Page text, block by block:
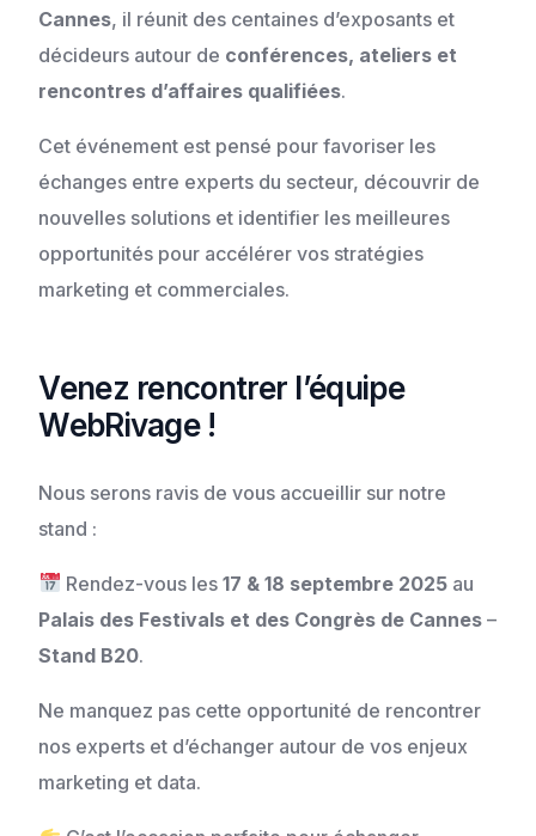
Cannes, il réunit des centaines d’exposants et
décideurs autour de conférences, ateliers et
rencontres d’affaires qualifiées.
Cet événement est pensé pour favoriser les
échanges entre experts du secteur, découvrir de
nouvelles solutions et identifier les meilleures
opportunités pour accélérer vos stratégies
marketing et commerciales.
Venez rencontrer l’équipe
WebRivage !
Nous serons ravis de vous accueillir sur notre
stand :
Rendez-vous les 17 & 18 septembre 2025au
Palais des Festivals et des Congrès de Cannes –
Stand B20.
Ne manquez pas cette opportunité de rencontrer
nos experts et d’échanger autour de vos enjeux
marketing et data.